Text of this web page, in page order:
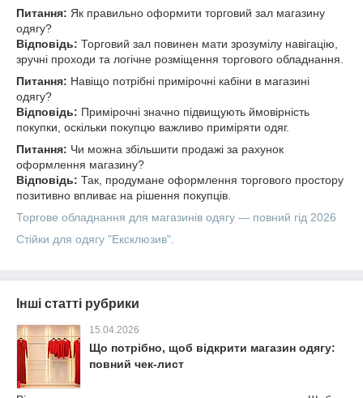
Питання: Як правильно оформити торговий зал магазину
одягу?
Відповідь: Торговий зал повинен мати зрозумілу навігацію,
зручні проходи та логічне розміщення торгового обладнання.
Питання: Навіщо потрібні примірочні кабіни в магазині
одягу?
Відповідь: Примірочні значно підвищують ймовірність
покупки, оскільки покупцю важливо приміряти одяг.
Питання: Чи можна збільшити продажі за рахунок
оформлення магазину?
Відповідь: Так, продумане оформлення торгового простору
позитивно впливає на рішення покупців.
Торгове обладнання для магазинів одягу — повний гід 2026
Стійки для одягу "Ексклюзив".
Інші статті рубрики
15.04.2026
Що потрібно, щоб відкрити магазин одягу:
повний чек-лист